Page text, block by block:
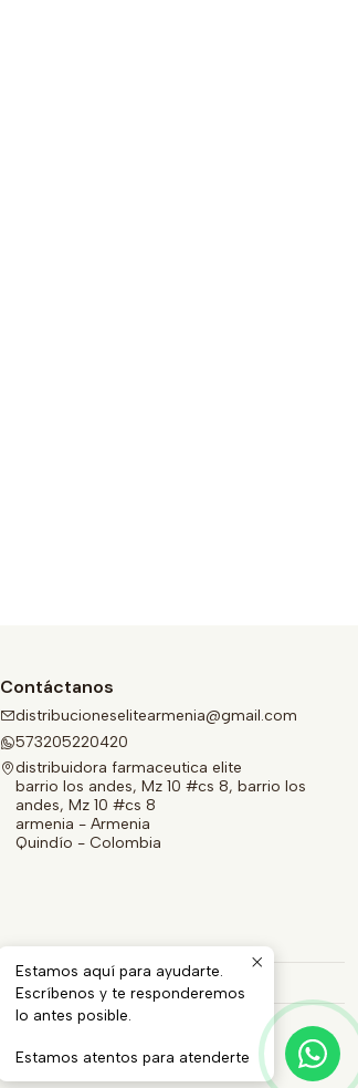
Contáctanos
distribucioneselitearmenia@gmail.com
573205220420
distribuidora farmaceutica elite
barrio los andes, Mz 10 #cs 8, barrio los
andes, Mz 10 #cs 8
armenia - Armenia
Quindío - Colombia
Estamos aquí para ayudarte.
Escríbenos y te responderemos
lo antes posible.
Estamos atentos para atenderte